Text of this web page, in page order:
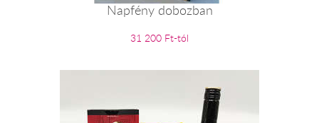
Napfény dobozban
31 200 Ft-tól